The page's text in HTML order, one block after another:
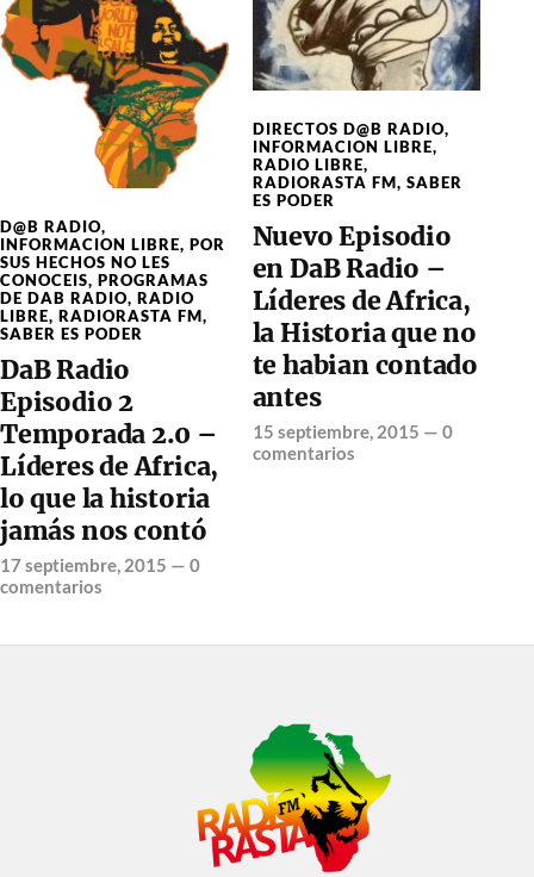
D@B RADIO,
INFORMACION LIBRE, POR
SUS HECHOS NO LES
CONOCEIS, PROGRAMAS
DE DAB RADIO, RADIO
LIBRE, RADIORASTA FM,
SABER ES PODER
DaB Radio
Episodio 2
Temporada 2.0 –
Líderes de Africa,
lo que la historia
jamás nos contó
17 septiembre, 2015 — 0
comentarios
DIRECTOS D@B RADIO,
INFORMACION LIBRE,
RADIO LIBRE,
RADIORASTA FM, SABER
ES PODER
Nuevo Episodio
en DaB Radio –
Líderes de Africa,
la Historia que no
te habian contado
antes
15 septiembre, 2015 — 0
comentarios